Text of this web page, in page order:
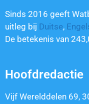
Sinds 2016 geeft
uitleg bij Duitse,
De betekenis van
Hoofdredactie
Vijf Werelddelen 69,